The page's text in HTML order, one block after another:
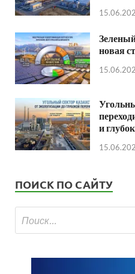
новая
и
ПОИСК ПО САЙТУ